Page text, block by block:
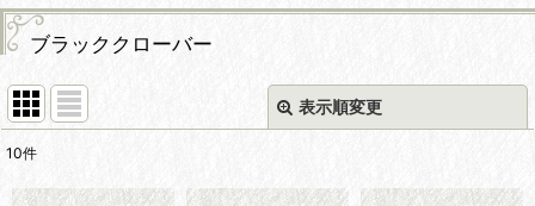
ブラッククローバー
表示順変更
10件